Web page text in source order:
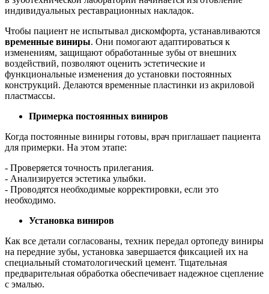
индивидуальных реставрационных накладок.
Чтобы пациент не испытывал дискомфорта, устанавливаются
временные виниры. Они помогают адаптироваться к
изменениям, защищают обработанные зубы от внешних
воздействий, позволяют оценить эстетические и
функциональные изменения до установки постоянных
конструкций. Делаются временные пластинки из акриловой
пластмассы.
Примерка постоянных виниров
Когда постоянные виниры готовы, врач приглашает пациента
для примерки. На этом этапе:
- Проверяется точность прилегания.
- Анализируется эстетика улыбки.
- Проводятся необходимые корректировки, если это
необходимо.
Установка виниров
Как все детали согласованы, техник передал ортопеду виниры
на передние зубы, установка завершается фиксацией их на
специальный стоматологический цемент. Тщательная
предварительная обработка обеспечивает надежное сцепление
с эмалью.